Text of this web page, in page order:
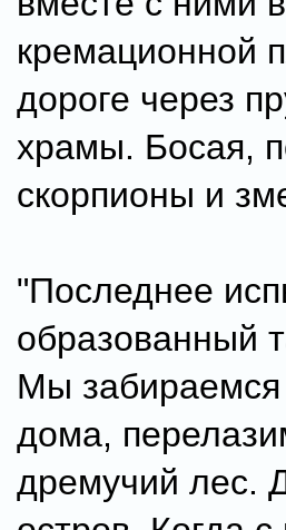
кремационной
дороге через
храмы. Босая,
скорпионы и
"Последнее
образованный
Мы забираемся
дома,
дремучий лес.